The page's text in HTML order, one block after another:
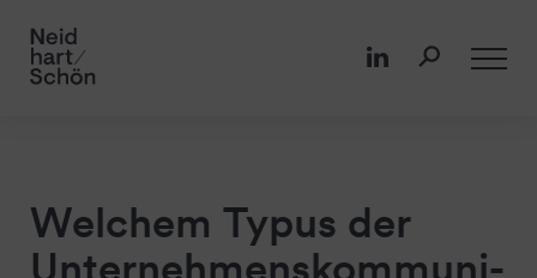
Welchem Typus der
Unternehmens­kommuni­